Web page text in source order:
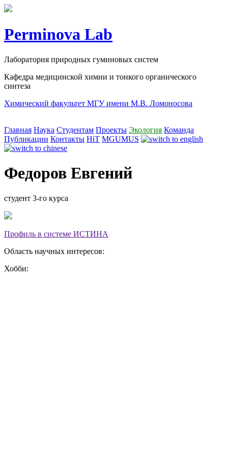
Perminova Lab
Лаборатория природных гуминовых систем
Кафедра медицинской химии и тонкого органического
синтеза
Химический факультет МГУ имени М.В. Ломоносова
Главная Наука Студентам Проекты Экология Команда
Публикации Контакты HiT MGUMUS
Федоров Евгений
студент 3-го курса
Профиль в системе ИСТИНА
Область научных интересов:
Хобби: